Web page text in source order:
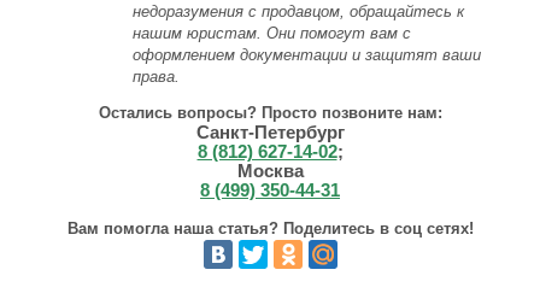
недоразумения с продавцом, обращайтесь к
нашим юристам. Они помогут вам с
оформлением документации и защитят ваши
права.
Остались вопросы? Просто позвоните нам:
Санкт-Петербург
8 (812) 627-14-02;
Москва
8 (499) 350-44-31
Вам помогла наша статья? Поделитесь в соц сетях!